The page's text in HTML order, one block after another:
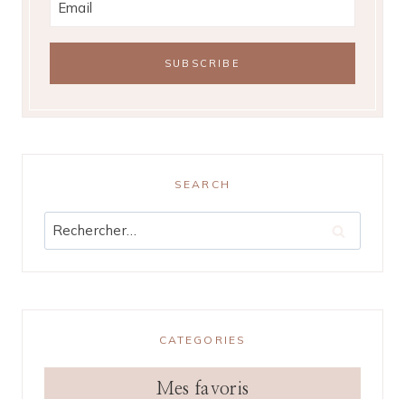
SEARCH
Rechercher :
CATEGORIES
Mes favoris